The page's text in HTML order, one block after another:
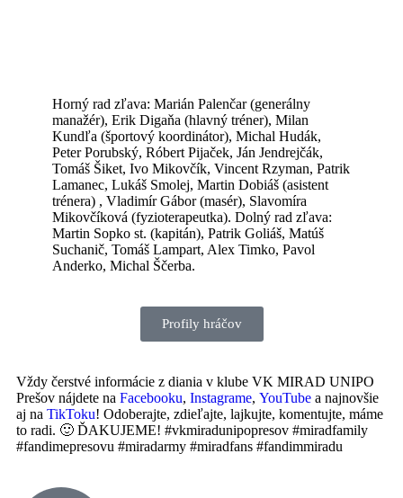
Horný rad zľava: Marián Palenčar (generálny
manažér), Erik Digaňa (hlavný tréner), Milan
Kundľa (športový koordinátor), Michal Hudák,
Peter Porubský, Róbert Pijaček, Ján Jendrejčák,
Tomáš Šiket, Ivo Mikovčík, Vincent Rzyman, Patrik
Lamanec, Lukáš Smolej, Martin Dobiáš (asistent
trénera) , Vladimír Gábor (masér), Slavomíra
Mikovčíková (fyzioterapeutka). Dolný rad zľava:
Martin Sopko st. (kapitán), Patrik Goliáš, Matúš
Suchanič, Tomáš Lampart, Alex Timko, Pavol
Anderko, Michal Ščerba.
Profily hráčov
Vždy čerstvé informácie z diania v klube VK MIRAD UNIPO
Prešov nájdete na Facebooku, Instagrame, YouTube a najnovšie
aj na TikToku! Odoberajte, zdieľajte, lajkujte, komentujte, máme
to radi. 🙂 ĎAKUJEME! #vkmiradunipopresov #miradfamily
#fandimepresovu #miradarmy #miradfans #fandimmiradu